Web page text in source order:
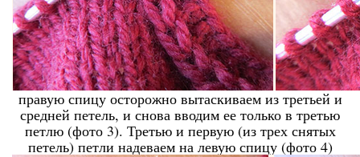
правую спицу осторожно вытаскиваем из третьей и
средней петель, и снова вводим ее только в третью
петлю (фото 3). Третью и первую (из трех снятых
петель) петли надеваем на левую спицу (фото 4)